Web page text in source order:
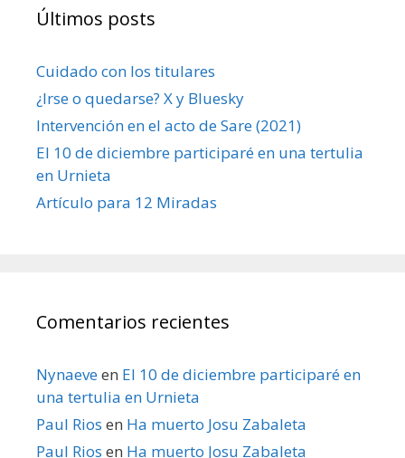
Últimos posts
Cuidado con los titulares
¿Irse o quedarse? X y Bluesky
Intervención en el acto de Sare (2021)
El 10 de diciembre participaré en una tertulia
en Urnieta
Artículo para 12 Miradas
Comentarios recientes
Nynaeveen El 10 de diciembre participaré en
una tertulia en Urnieta
Paul Rios en Ha muerto Josu Zabaleta
Paul Rios en Ha muerto Josu Zabaleta